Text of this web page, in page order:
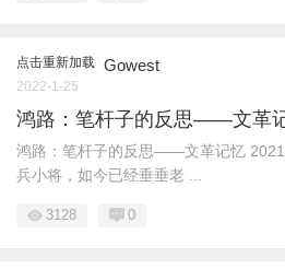
点击重新加载 Gowest
2022-1-25
鸿路：笔杆子的反思——文革
鸿路：笔杆子的反思——文革记忆
兵小将，如今已经垂垂老 ...
3128 0